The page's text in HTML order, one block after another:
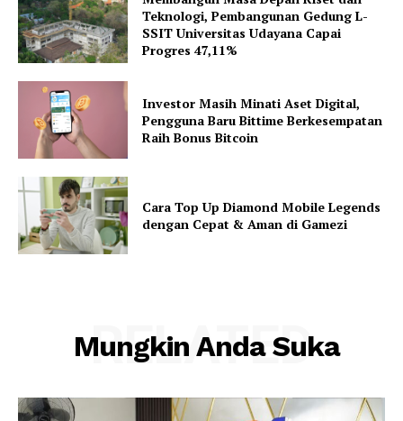
Teknologi, Pembangunan Gedung L-
SSIT Universitas Udayana Capai
Progres 47,11%
Investor Masih Minati Aset Digital,
Pengguna Baru Bittime Berkesempatan
Raih Bonus Bitcoin
Cara Top Up Diamond Mobile Legends
dengan Cepat & Aman di Gamezi
Mungkin Anda Suka
RELATED